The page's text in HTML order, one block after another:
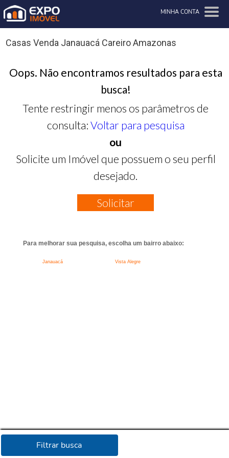
MINHA CONTA
Filtrar busca
Casas Venda Janauacá Careiro Amazonas
Oops. Não encontramos resultados para esta
busca!
Tente restringir menos os parâmetros de
consulta: Voltar para pesquisa
ou
Solicite um Imóvel que possuem o seu perfil
desejado.
Solicitar
Para melhorar sua pesquisa, escolha um bairro abaixo:
Janauacá Vista Alegre